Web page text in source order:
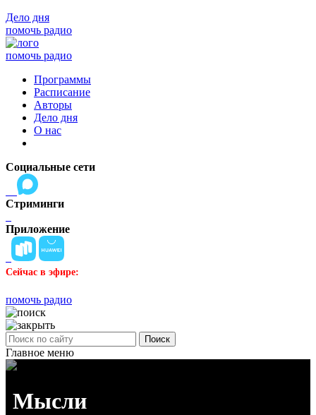
Дело дня
помочь радио
помочь радио
Программы
Расписание
Авторы
Дело дня
О нас
Социальные сети
Стриминги
Приложение
Сейчас в эфире:
помочь радио
Поиск
Главное меню
Мысли